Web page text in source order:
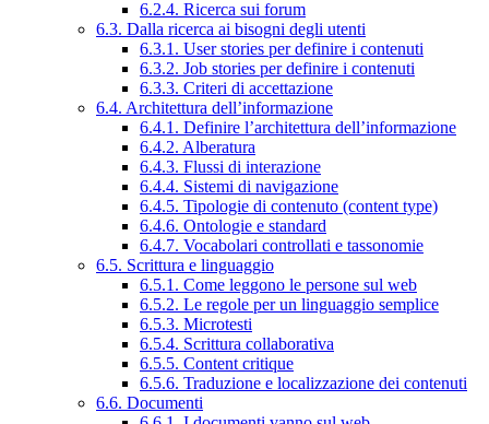
6.2.4. Ricerca sui forum
6.3. Dalla ricerca ai bisogni degli utenti
6.3.1. User stories per definire i contenuti
6.3.2. Job stories per definire i contenuti
6.3.3. Criteri di accettazione
6.4. Architettura dell’informazione
6.4.1. Definire l’architettura dell’informazione
6.4.2. Alberatura
6.4.3. Flussi di interazione
6.4.4. Sistemi di navigazione
6.4.5. Tipologie di contenuto (content type)
6.4.6. Ontologie e standard
6.4.7. Vocabolari controllati e tassonomie
6.5. Scrittura e linguaggio
6.5.1. Come leggono le persone sul web
6.5.2. Le regole per un linguaggio semplice
6.5.3. Microtesti
6.5.4. Scrittura collaborativa
6.5.5. Content critique
6.5.6. Traduzione e localizzazione dei contenuti
6.6. Documenti